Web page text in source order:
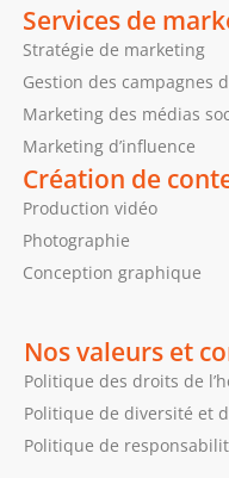
Services de
Stratégie de marketing
Gestion des campagnes
Marketing des médias
Marketing d’influence
Création de
Production vidéo
Photographie
Conception graphique
Nos valeurs et
Politique des droits de
Politique de diversité et
Politique de